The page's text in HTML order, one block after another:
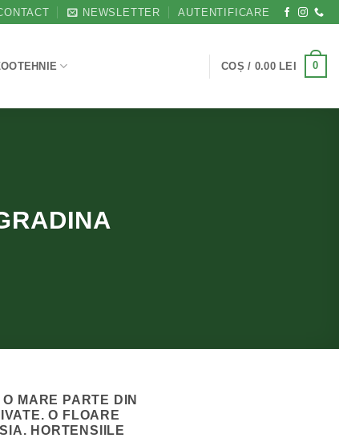
NEWSLETTER AUTENTIFICARE
COȘ / 0.00 LEI 0
MARE PARTE DIN
O FLOARE
HORTENSIILE